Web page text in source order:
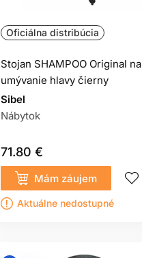
Oficiálna distribúcia
Stojan SHAMPOO Original na
umývanie hlavy čierny
Sibel
Nábytok
71.80 €
Mám záujem
Aktuálne nedostupné